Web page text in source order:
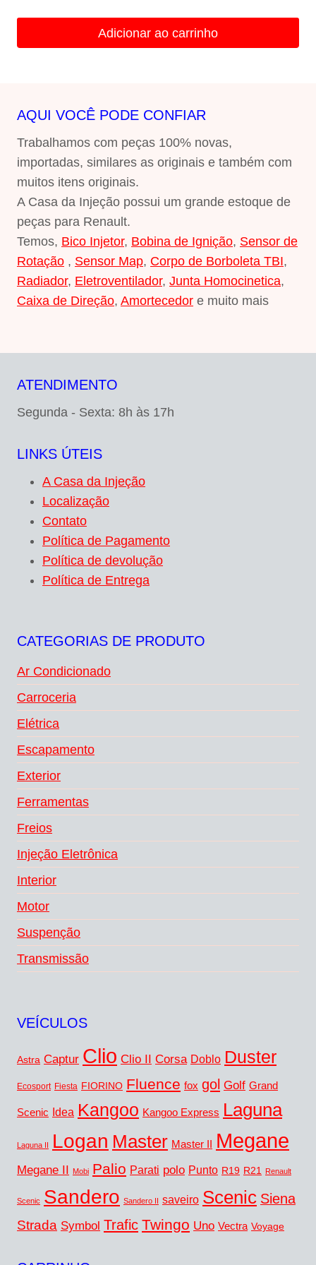
é:
Adicionar ao carrinho
AQUI VOCÊ PODE CONFIAR
Trabalhamos com peças 100% novas,
importadas, similares as originais e também com
muitos itens originais.
A Casa da Injeção possui um grande estoque de
peças para Renault.
Temos, Bico Injetor, Bobina de Ignição, Sensor de
Rotação , Sensor Map, Corpo de Borboleta TBI,
Radiador, Eletroventilador, Junta Homocinetica,
Caixa de Direção, Amortecedor e muito mais
ATENDIMENTO
Segunda - Sexta: 8h às 17h
LINKS ÚTEIS
A Casa da Injeção
Localização
Contato
Política de Pagamento
Política de devolução
Política de Entrega
CATEGORIAS DE PRODUTO
Ar Condicionado
Carroceria
Elétrica
Escapamento
Exterior
Ferramentas
Freios
Injeção Eletrônica
Interior
Motor
Suspenção
Transmissão
VEÍCULOS
Astra Captur Clio Clio II Corsa Doblo Duster
Ecosport Fiesta FIORINO Fluence fox gol Golf Grand
Scenic Idea Kangoo Kangoo Express Laguna
Laguna II Logan Master Master II Megane
Megane II Mobi Palio Parati polo Punto R19 R21 Renault
Scenic Sandero Sandero II saveiro Scenic Siena
Strada Symbol Trafic Twingo Uno Vectra Voyage